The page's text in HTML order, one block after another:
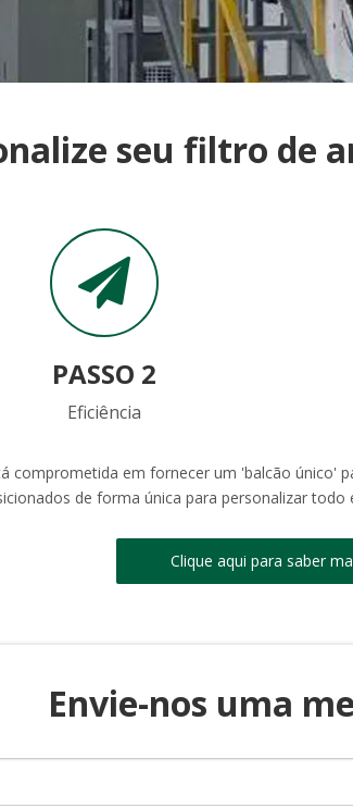
seu filtro de
PASSO 2
Eficiência
comprometida em fornecer um 'balcão
de forma única para personalizar todo
Clique aqui para saber
Envie-nos uma